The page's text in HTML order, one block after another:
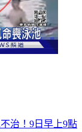
治！9日早上9點